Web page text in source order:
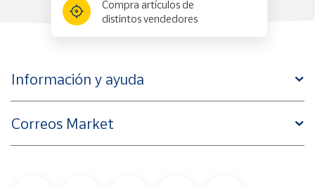
Compra artículos de
distintos vendedores
Información y ayuda
Correos Market